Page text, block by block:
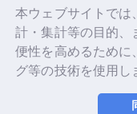
本ウェブサイトでは
計・集計等の目的、
便性を高めるために
グ等の技術を使用し